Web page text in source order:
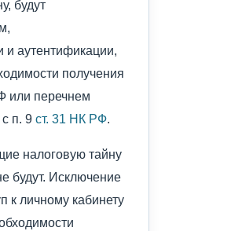
будут
аутентификации,
получения
или перечнем
п. 9 ст. 31 НК РФ.
налоговую тайну
будут. Исключение
к личному кабинету